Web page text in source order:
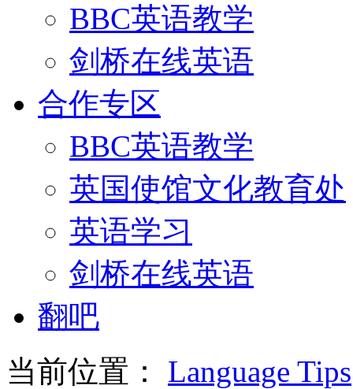
BBC英语教学
剑桥在线英语
合作专区
BBC英语教学
英国使馆文化教育处
英语学习
剑桥在线英语
翻吧
当前位置： Language Tips